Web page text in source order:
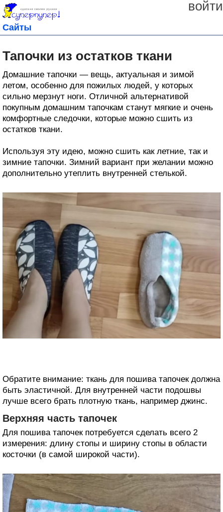
войти
Сайты
Тапочки из остатков ткани
Домашние тапочки — вещь, актуальная и зимой
летом, особенно для пожилых людей, у которых
сильно мерзнут ноги. Отличной альтернативой
покупным домашним тапочкам станут мягкие и очень
комфортные следочки, которые можно сшить из
остатков ткани.
Используя эту идею, можно сшить как летние, так и
зимние тапочки. Зимний вариант при желании можно
дополнительно утеплить внутренней стелькой.
Обратите внимание: ткань для пошива тапочек должна
быть эластичной. Для внутренней части подошвы
лучше всего брать плотную ткань, например джинс.
Верхняя часть тапочек
Для пошива тапочек потребуется сделать всего 2
измерения: длину стопы и ширину стопы в области
косточки (в самой широкой части).